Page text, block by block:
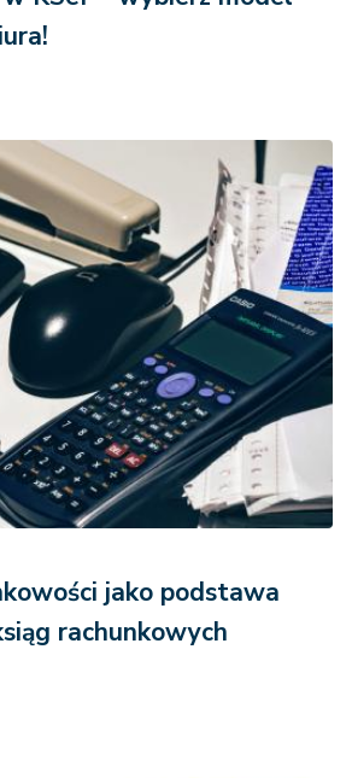
35.000 euro
35.000 euro
jako podstawa
rachunkowych